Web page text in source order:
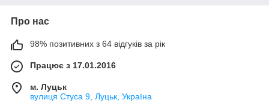
Про нас
98% позитивних з 64 відгуків за рік
Працює з 17.01.2016
м. Луцьк
вулиця Стуса 9, Луцьк, Україна